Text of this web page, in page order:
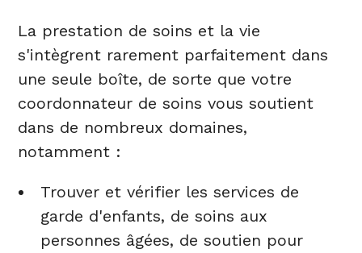
La prestation de soins et la vie
s'intègrent rarement parfaitement dans
une seule boîte, de sorte que votre
coordonnateur de soins vous soutient
dans de nombreux domaines,
notamment :
Trouver et vérifier les services de
garde d'enfants, de soins aux
personnes âgées, de soutien pour